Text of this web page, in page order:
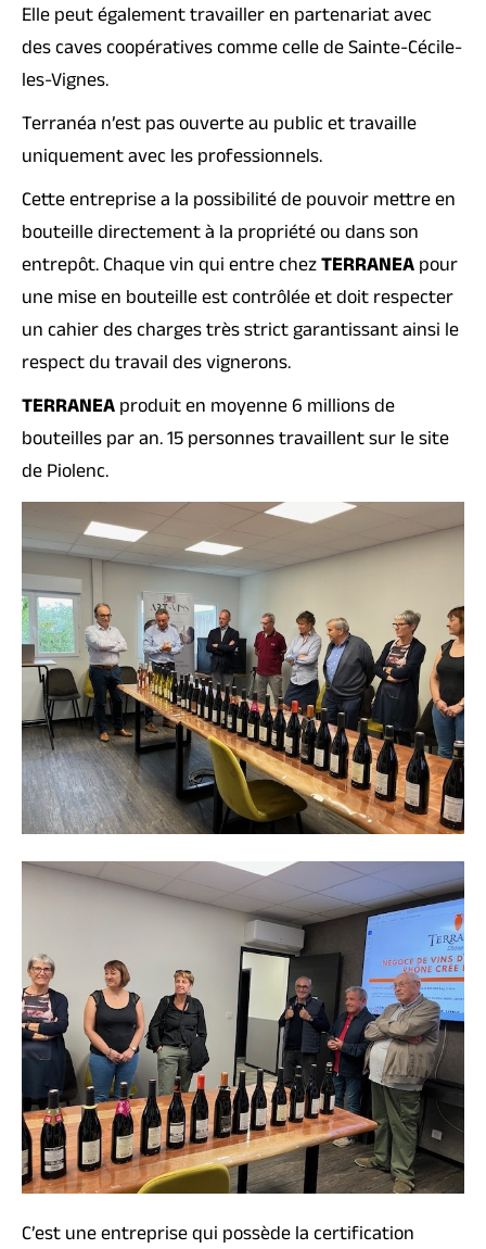
Elle peut également travailler en partenariat avec
des caves coopératives comme celle de Sainte-Cécile-
les-Vignes.
Terranéa n’est pas ouverte au public et travaille
uniquement avec les professionnels.
Cette entreprise a la possibilité de pouvoir mettre en
bouteille directement à la propriété ou dans son
entrepôt. Chaque vin qui entre chezTERRANEApour
une mise en bouteille est contrôlée et doit respecter
un cahier des charges très strict garantissant ainsi le
respect du travail des vignerons.
TERRANEAproduit en moyenne 6 millions de
bouteilles par an. 15 personnes travaillent sur le site
de Piolenc.
C’est une entreprise qui possède la certification